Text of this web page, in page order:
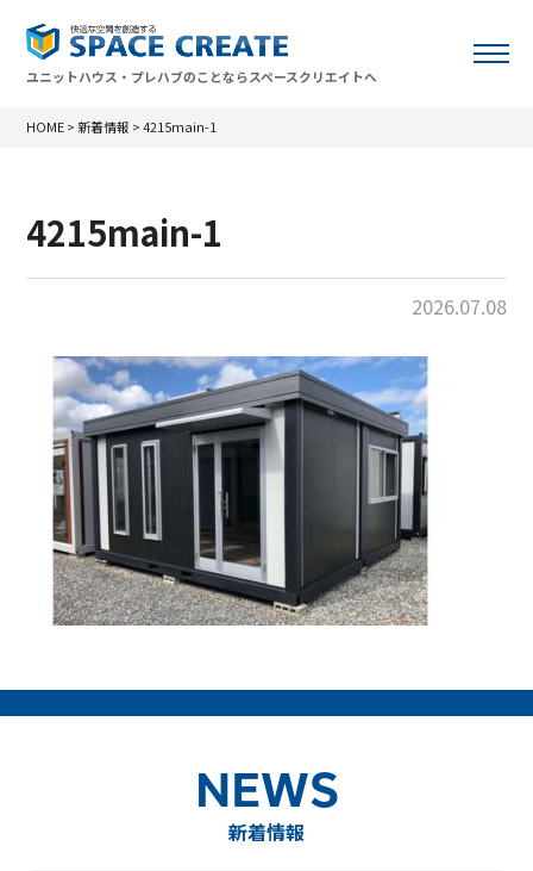
ユニットハウス・プレハブのことならスペースクリエイトへ
HOME > 新着情報 >4215main-1
4215main-1
2026.07.08
NEWS
新着情報